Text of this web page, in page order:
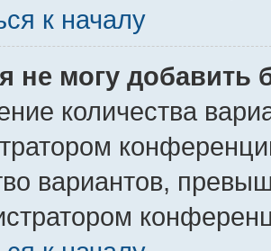
к началу
не могу добавить
количества
вариантов,